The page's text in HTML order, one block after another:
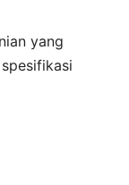
yang